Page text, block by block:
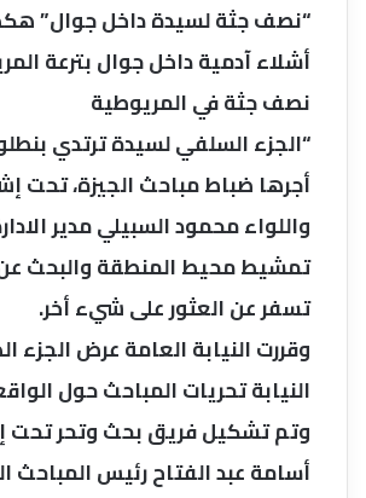
“نصف جثة لسيدة داخل جوال”
أشلاء آدمية داخل جوال بترعة
نصف جثة في المريوطية
“الجزء السلفي لسيدة ترتدي
أجرها ضباط مباحث الجيزة، تحت
واللواء محمود السبيلي مدير
تمشيط محيط المنطقة والبحث عن
تسفر عن العثور على شيء أخر.
وقررت النيابة العامة عرض الجزء
النيابة تحريات المباحث حول
وتم تشكيل فريق بحث وتحر تحت
أسامة عبد الفتاح رئيس المباحث